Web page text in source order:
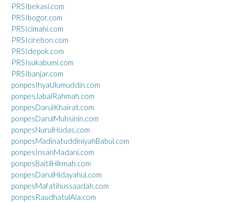
PRSIbekasi.com
PRSIbogor.com
PRSIcimahi.com
PRSIcirebon.com
PRSIdepok.com
PRSIsukabumi.com
PRSIbanjar.com
ponpesIhyaUlumuddin.com
ponpesJabalRahmah.com
ponpesDarulKhairat.com
ponpesDarulMuhsinin.com
ponpesNurulHudas.com
ponpesMadinatuddiniyahBabul.com
ponpesInsanMadani.com
ponpesBaitilHikmah.com
ponpesDarulHidayahul.com
ponpesMafatihussaadah.com
ponpesRaudhatulAla.com